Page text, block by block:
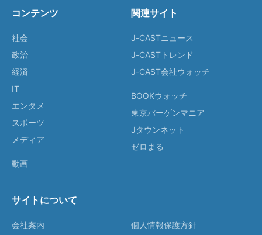
コンテンツ
社会
政治
経済
IT
エンタメ
スポーツ
メディア
動画
関連サイト
J-CASTニュース
J-CASTトレンド
J-CAST会社ウォッチ
BOOKウォッチ
東京バーゲンマニア
Jタウンネット
ゼロまる
サイトについて
会社案内
個人情報保護方針